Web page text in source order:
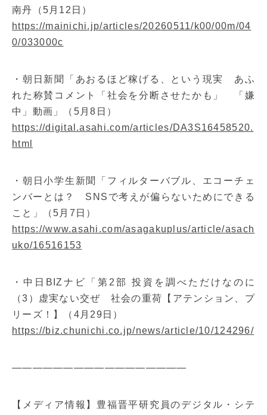
南丹（5月12日）
https://mainichi.jp/articles/20260511/k00/00m/04
0/033000c
・朝日新聞「あおるほど稼げる、という現実 あふ
れた称賛コメント「社会を分断させたかも」 「嫌
中」動画」（5月8日）
https://digital.asahi.com/articles/DA3S16458520.
html
・朝日小学生新聞「フィルターバブル、エコーチェ
ンバーとは？ SNSで考えが偏らないためにできる
こと」（5月7日）
https://www.asahi.com/asagakuplus/article/asach
uko/16516153
・中日BIZナビ「第2部 投資を調べただけなのに
（3）虚実ない交ぜ 社会の重荷【アテンション、プ
リーズ！】（4月29日）
https://biz.chunichi.co.jp/news/article/10/124296/
—————————————————
【メディア情報】豊福晋平研究員のデジタル・シテ